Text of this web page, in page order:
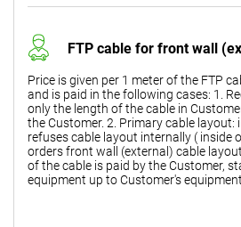
FTP cable for front wall
Price is given per 1 meter of the FTP
and is paid in the following cases: 1.
only the length of the cable in
the Customer. 2. Primary cable layout:
refuses cable layout internally ( inside
orders front wall (external) cable
of the cable is paid by the Customer,
equipment up to Customer's equipment.